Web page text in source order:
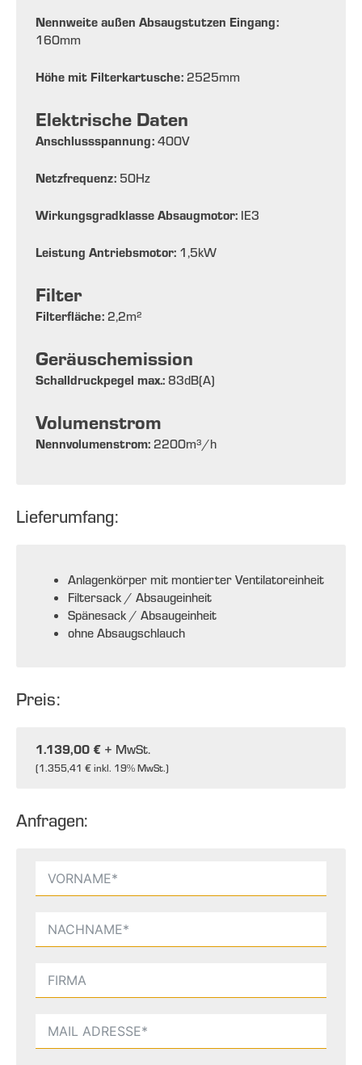
Nennweite außen Absaugstutzen Eingang:
160mm
Höhe mit Filterkartusche: 2525mm
Elektrische Daten
Anschlussspannung: 400V
Netzfrequenz: 50Hz
Wirkungsgradklasse Absaugmotor: IE3
Leistung Antriebsmotor: 1,5kW
Filter
Filterfläche: 2,2m²
Geräuschemission
Schalldruckpegel max.: 83dB(A)
Volumenstrom
Nennvolumenstrom: 2200m³/h
Lieferumfang:
Anlagenkörper mit montierter Ventilatoreinheit
Filtersack / Absaugeinheit
Spänesack / Absaugeinheit
ohne Absaugschlauch
Preis:
1.139,00 € + MwSt.
(1.355,41 €inkl. 19% MwSt.)
Anfragen: